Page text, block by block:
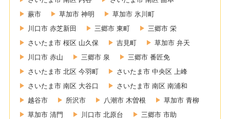
蕨市
草加市 神明
草加市 氷川町
川口市 赤芝新田
三郷市 東町
三郷市 栄
さいたま市 桜区 山久保
吉見町
草加市 弁天
川口市 赤山
三郷市 泉
三郷市 番匠免
さいたま市 北区 今羽町
さいたま市 中央区 上峰
さいたま市 南区 大谷口
さいたま市 南区 南浦和
越谷市
所沢市 八潮市 木曽根
草加市 青柳
草加市 清門
川口市 北原台
三郷市 市助